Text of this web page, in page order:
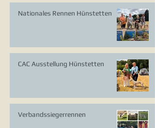
Nationales Rennen Hünstetten
CAC Ausstellung Hünstetten
Verbandssiegerrennen